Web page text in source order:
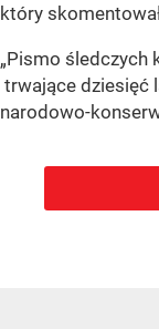
który
„Pismo śledczych
trwające dziesięć
narodowo-